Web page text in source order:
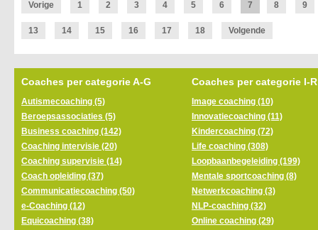
Vorige 1 2 3 4 5 6 7 8 9
13 14 15 16 17 18 Volgende
Coaches per categorie A-G
Autismecoaching (5)
Beroepsassociaties (5)
Business coaching (142)
Coaching intervisie (20)
Coaching supervisie (14)
Coach opleiding (37)
Communicatiecoaching (50)
e-Coaching (12)
Equicoaching (38)
Coaches per categorie I-R
Image coaching (10)
Innovatiecoaching (11)
Kindercoaching (72)
Life coaching (308)
Loopbaanbegeleiding (199)
Mentale sportcoaching (8)
Netwerkcoaching (3)
NLP-coaching (32)
Online coaching (29)